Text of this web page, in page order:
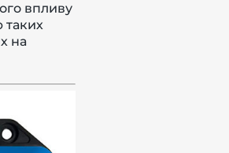
впливу
таких
на